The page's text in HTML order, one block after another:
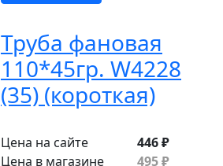
Труба фановая
110*45гр. W4228
(35) (короткая)
Цена на сайте
446 ₽
Цена в магазине
495 ₽